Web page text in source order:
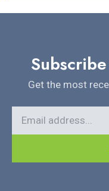
Get the most